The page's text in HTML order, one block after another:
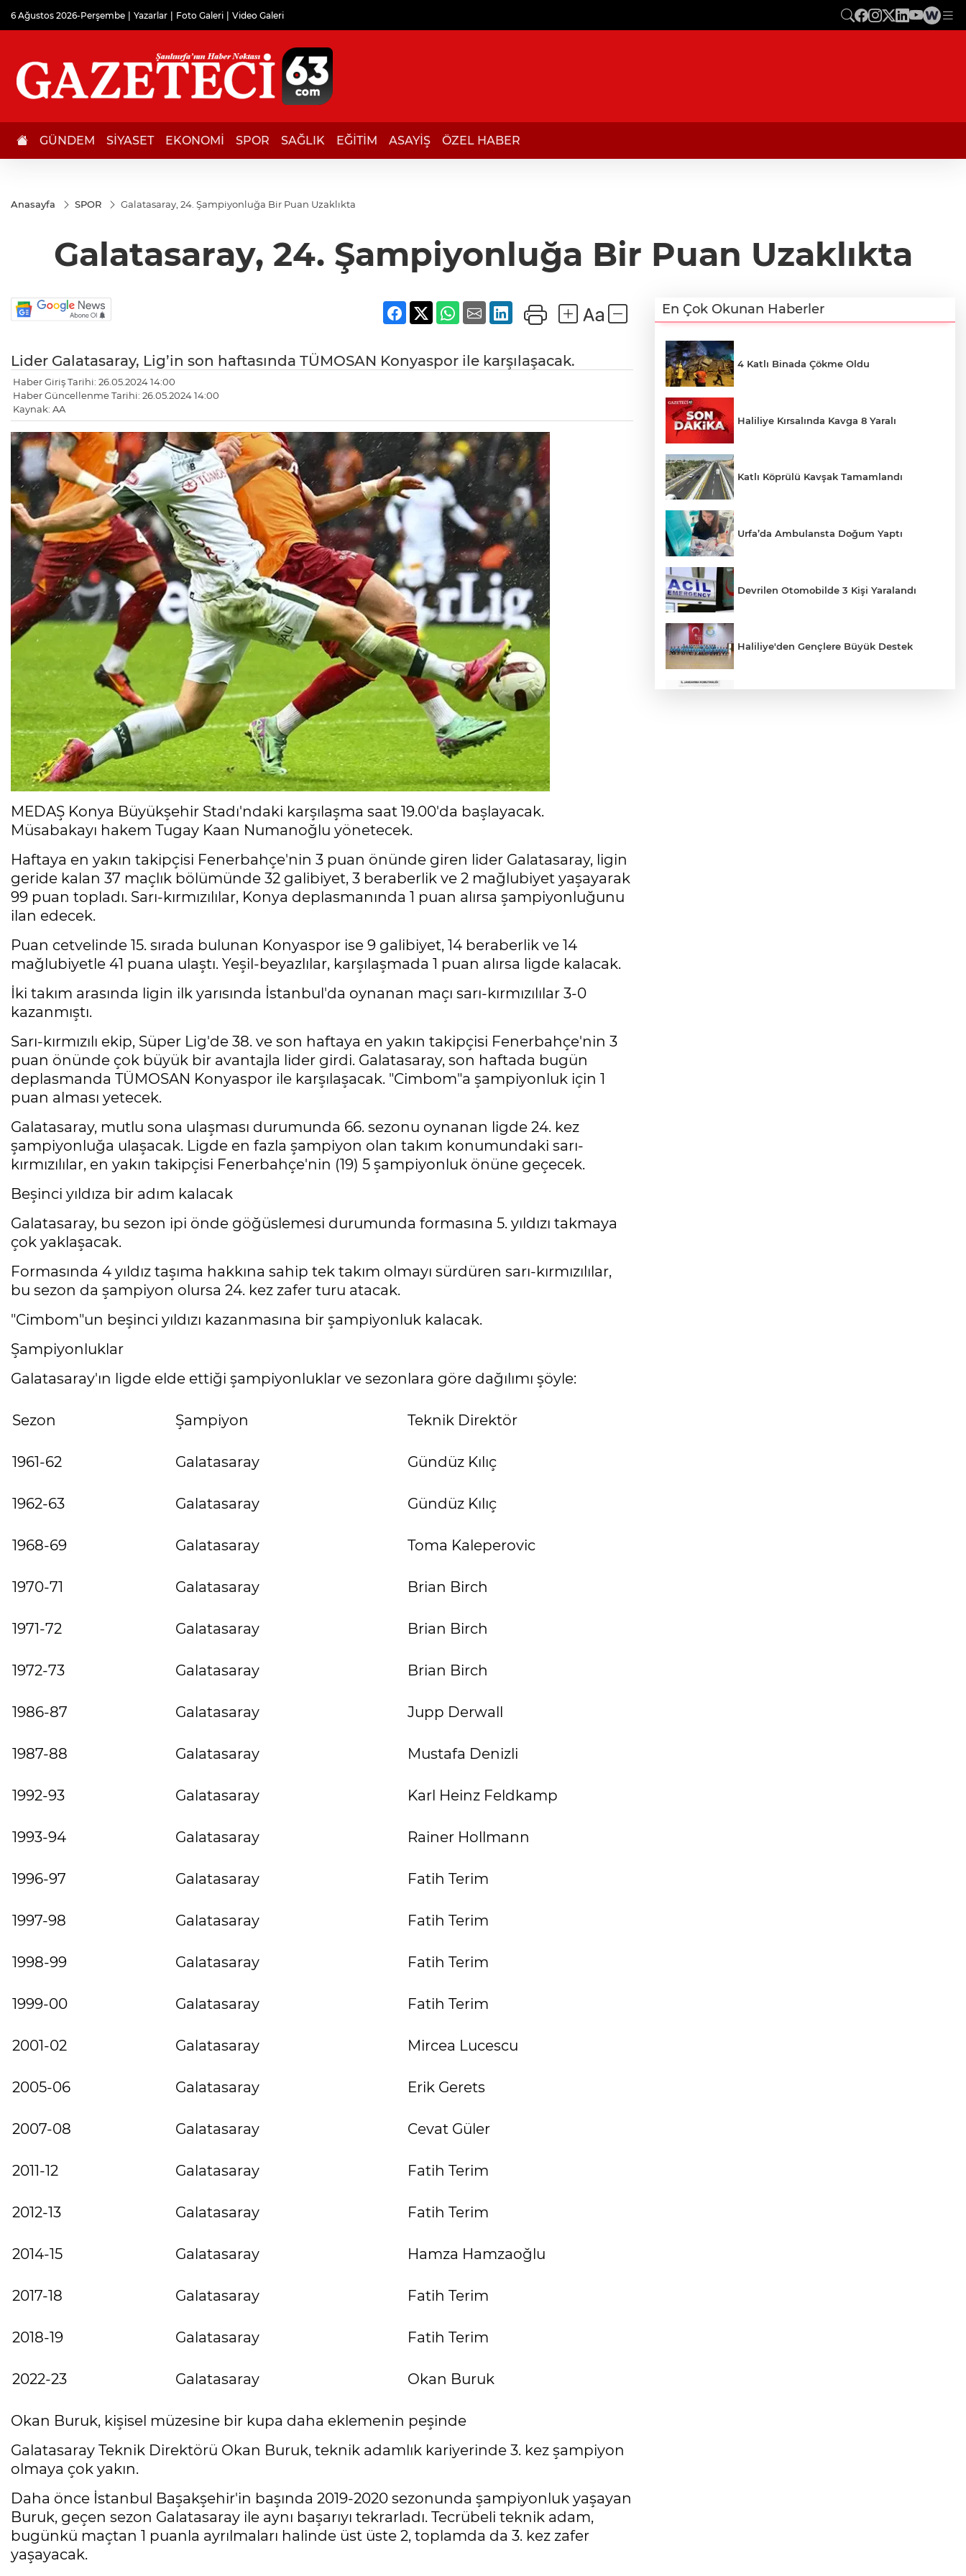
6 Ağustos 2026-Perşembe Yazarlar Foto Galeri Video Galeri
GÜNDEM SİYASET EKONOMİ SPOR SAĞLIK EĞİTİM ASAYİŞ ÖZEL HABER
Anasayfa SPOR Galatasaray, 24. Şampiyonluğa Bir Puan Uzaklıkta
Galatasaray, 24. Şampiyonluğa Bir Puan Uzaklıkta
Lider Galatasaray, Lig’in son haftasında TÜMOSAN Konyaspor ile karşılaşacak.
Haber Giriş Tarihi: 26.05.2024 14:00
Haber Güncellenme Tarihi: 26.05.2024 14:00
Kaynak: AA
MEDAŞ Konya Büyükşehir Stadı'ndaki karşılaşma saat 19.00'da başlayacak.
Müsabakayı hakem Tugay Kaan Numanoğlu yönetecek.
Haftaya en yakın takipçisi Fenerbahçe'nin 3 puan önünde giren lider Galatasaray, ligin
geride kalan 37 maçlık bölümünde 32 galibiyet, 3 beraberlik ve 2 mağlubiyet yaşayarak
99 puan topladı. Sarı-kırmızılılar, Konya deplasmanında 1 puan alırsa şampiyonluğunu
ilan edecek.
Puan cetvelinde 15. sırada bulunan Konyaspor ise 9 galibiyet, 14 beraberlik ve 14
mağlubiyetle 41 puana ulaştı. Yeşil-beyazlılar, karşılaşmada 1 puan alırsa ligde kalacak.
İki takım arasında ligin ilk yarısında İstanbul'da oynanan maçı sarı-kırmızılılar 3-0
kazanmıştı.
Sarı-kırmızılı ekip, Süper Lig'de 38. ve son haftaya en yakın takipçisi Fenerbahçe'nin 3
puan önünde çok büyük bir avantajla lider girdi. Galatasaray, son haftada bugün
deplasmanda TÜMOSAN Konyaspor ile karşılaşacak. "Cimbom"a şampiyonluk için 1
puan alması yetecek.
Galatasaray, mutlu sona ulaşması durumunda 66. sezonu oynanan ligde 24. kez
şampiyonluğa ulaşacak. Ligde en fazla şampiyon olan takım konumundaki sarı-
kırmızılılar, en yakın takipçisi Fenerbahçe'nin (19) 5 şampiyonluk önüne geçecek.
Beşinci yıldıza bir adım kalacak
Galatasaray, bu sezon ipi önde göğüslemesi durumunda formasına 5. yıldızı takmaya
çok yaklaşacak.
Formasında 4 yıldız taşıma hakkına sahip tek takım olmayı sürdüren sarı-kırmızılılar,
bu sezon da şampiyon olursa 24. kez zafer turu atacak.
"Cimbom"un beşinci yıldızı kazanmasına bir şampiyonluk kalacak.
Şampiyonluklar
Galatasaray'ın ligde elde ettiği şampiyonluklar ve sezonlara göre dağılımı şöyle:
Sezon Şampiyon Teknik Direktör
1961-62 Galatasaray Gündüz Kılıç
1962-63 Galatasaray Gündüz Kılıç
1968-69 Galatasaray Toma Kaleperovic
1970-71 Galatasaray Brian Birch
1971-72 Galatasaray Brian Birch
1972-73 Galatasaray Brian Birch
1986-87 Galatasaray Jupp Derwall
1987-88 Galatasaray Mustafa Denizli
1992-93 Galatasaray Karl Heinz Feldkamp
1993-94 Galatasaray Rainer Hollmann
1996-97 Galatasaray Fatih Terim
1997-98 Galatasaray Fatih Terim
1998-99 Galatasaray Fatih Terim
1999-00 Galatasaray Fatih Terim
2001-02 Galatasaray Mircea Lucescu
2005-06 Galatasaray Erik Gerets
2007-08 Galatasaray Cevat Güler
2011-12 Galatasaray Fatih Terim
2012-13 Galatasaray Fatih Terim
2014-15 Galatasaray Hamza Hamzaoğlu
2017-18 Galatasaray Fatih Terim
2018-19 Galatasaray Fatih Terim
2022-23 Galatasaray Okan Buruk
Okan Buruk, kişisel müzesine bir kupa daha eklemenin peşinde
Galatasaray Teknik Direktörü Okan Buruk, teknik adamlık kariyerinde 3. kez şampiyon
olmaya çok yakın.
Daha önce İstanbul Başakşehir'in başında 2019-2020 sezonunda şampiyonluk yaşayan
Buruk, geçen sezon Galatasaray ile aynı başarıyı tekrarladı. Tecrübeli teknik adam,
bugünkü maçtan 1 puanla ayrılmaları halinde üst üste 2, toplamda da 3. kez zafer
yaşayacak.
En Çok Okunan Haberler
4 Katlı Binada Çökme Oldu
Haliliye Kırsalında Kavga 8 Yaralı
Katlı Köprülü Kavşak Tamamlandı
Urfa’da Ambulansta Doğum Yaptı
Devrilen Otomobilde 3 Kişi Yaralandı
Haliliye'den Gençlere Büyük Destek